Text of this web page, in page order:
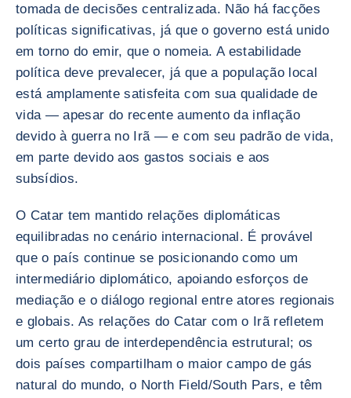
tomada de decisões centralizada. Não há facções
políticas significativas, já que o governo está unido
em torno do emir, que o nomeia. A estabilidade
política deve prevalecer, já que a população local
está amplamente satisfeita com sua qualidade de
vida — apesar do recente aumento da inflação
devido à guerra no Irã — e com seu padrão de vida,
em parte devido aos gastos sociais e aos
subsídios.
O Catar tem mantido relações diplomáticas
equilibradas no cenário internacional. É provável
que o país continue se posicionando como um
intermediário diplomático, apoiando esforços de
mediação e o diálogo regional entre atores regionais
e globais. As relações do Catar com o Irã refletem
um certo grau de interdependência estrutural; os
dois países compartilham o maior campo de gás
natural do mundo, o North Field/South Pars, e têm